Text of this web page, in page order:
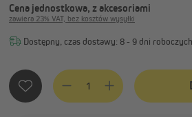
Cena jednostkowa, z akcesoriami
zawiera 23% VAT, bez kosztów wysyłki
Dostępny, czas dostawy: 8 - 9 dni roboczych
Ilość produktu: Wprowadź